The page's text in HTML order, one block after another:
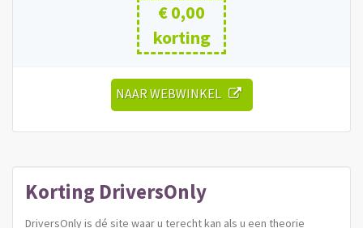
€ 0,00
korting
NAAR WEBWINKEL
Korting DriversOnly
DriversOnly is dé site waar u terecht kan als u een theorie